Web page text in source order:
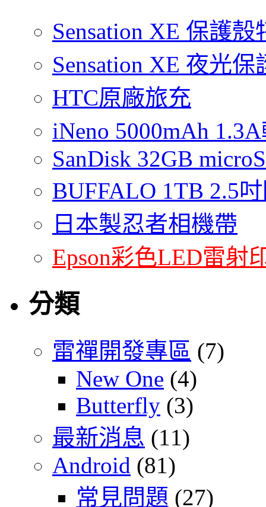
Sensation XE 保護殼
Sensation XE 夜光
HTC原廠旅充
iNeno 5000mAh
SanDisk 32GB
BUFFALO 1TB 2.5
日本製忍者相機帶
Epson彩色LED雷射
分類
雷禪開發專區 (7)
New One (4)
Butterfly (3)
最新消息 (11)
Android (81)
常見問題 (27)